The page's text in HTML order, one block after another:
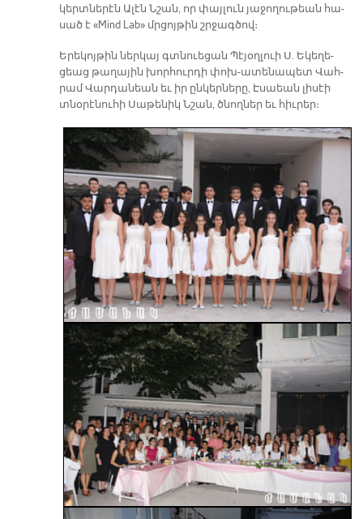
կերտ­նե­րէն Ա­լէն Նշան, որ փայ­լուն յա­ջո­ղու­թեան հա­
սած է «Mind Lab» մրցոյ­թին շրջագ­ծով։
Ե­րե­կոյ­թին ներ­կայ գտնուե­ցան Պէ­յօղ­լուի Ս. Ե­կե­ղե­
ցեաց թա­ղա­յին խոր­հուր­դի փոխ-ա­տե­նա­պետ Վահ­
րամ Վար­դա­նեան եւ իր ըն­կեր­նե­րը, Է­սաեան լի­սէի
տնօ­րէ­նու­հի Սա­թե­նիկ Նշան, ծնող­ներ եւ հիւ­րեր։